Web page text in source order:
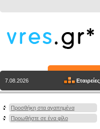
7.08.2026 Εταιρείες
Προσθήκη στα αγαπημένα
Προωθήστε σε ένα φίλο